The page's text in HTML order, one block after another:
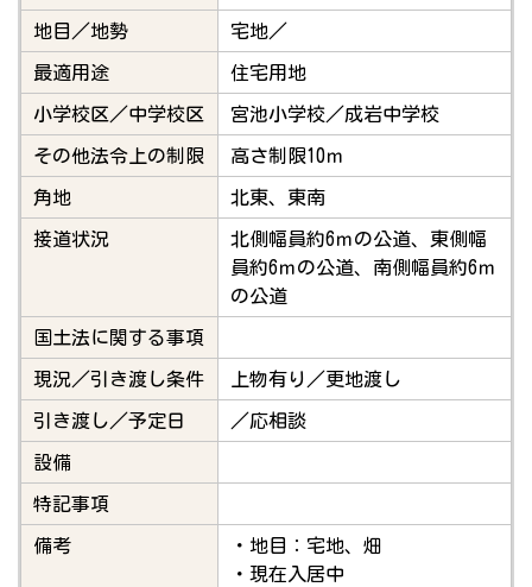
地目／地勢 宅地／
最適用途 住宅用地
小学校区／中学校区 宮池小学校／成岩中学校
その他法令上の制限 高さ制限10ｍ
角地 北東、東南
接道状況
北側幅員約6ｍの公道、東側幅
員約6ｍの公道、南側幅員約6ｍ
の公道
国土法に関する事項
現況／引き渡し条件 上物有り／更地渡し
引き渡し／予定日 ／応相談
設備
特記事項
備考
・地目：宅地、畑
・現在入居中